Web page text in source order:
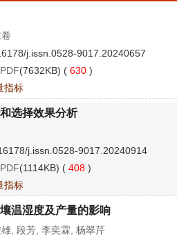
j.issn.0528-9017.20240657
PDF(7632KB) ( 630 )
指标
选择效果分析
j.issn.0528-9017.20240914
PDF(1114KB) ( 408 )
指标
温湿度及产量的影响
, 段芳, 李奕霖, 杨翠芹